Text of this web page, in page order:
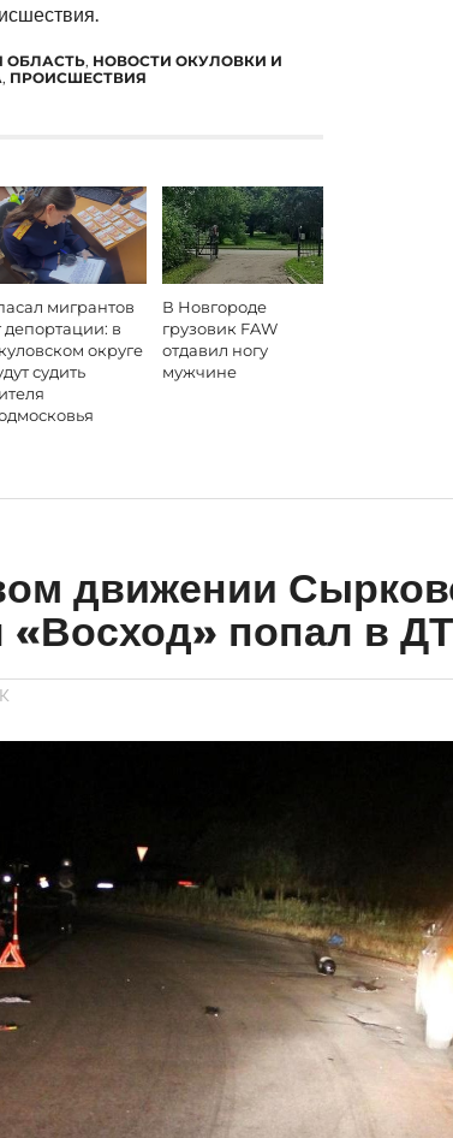
ОБЛАСТЬ, НОВОСТИ ОКУЛОВКИ И
, ПРОИСШЕСТВИЯ
мигрантов
депортации: в
округе
судить
В Новгороде
грузовик FAW
отдавил ногу
мужчине
движении
«Восход» попал в